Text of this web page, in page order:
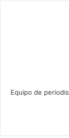
Equipo de